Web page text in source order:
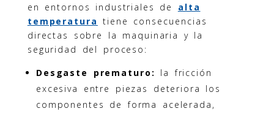
en entornos industriales de alta
temperatura tiene consecuencias
directas sobre la maquinaria y la
seguridad del proceso:
Desgaste prematuro: la fricción
excesiva entre piezas deteriora los
componentes de forma acelerada,